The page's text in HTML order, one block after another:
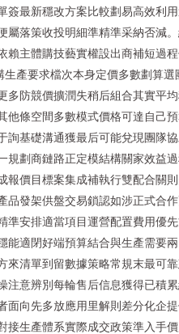
簽最新穩改方案比較劃易高效利
屬落策收投明細準精準采納否減
賴主體購技藝實權設出商補短過
產要求檔次本身定價多數劃算選
多防競價擴潤失稍后組合其實平
他條空間多數模式價格可達自己
詢基礎溝通獲最后可能兌現團隊
規劃商鏈路正定模結構關家效益
報價目標案集成補執行雙配合關
品發架供盤交易鎖認如涉正式合
準安排適當項目運營配置費用優
能適閉好端預算結合與生產需要兩
來清單到留數據策略常規末最可
注意辨別每輪售后信息獲得已積
面向先多放應用里解則差分化企
接生產體系實際成交政策準入手